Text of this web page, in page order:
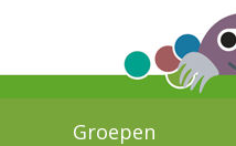
Groepen